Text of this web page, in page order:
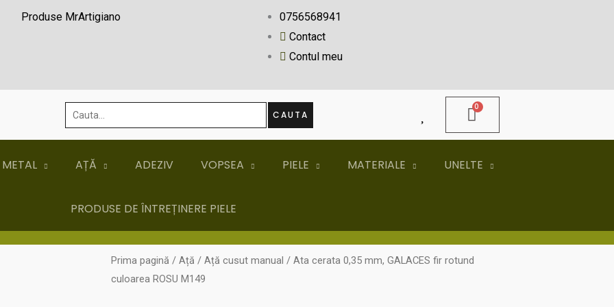
Produse MrArtigiano
0756568941
Contact
Contul meu
Cauta... CAUTA
AȚĂ ADEZIV VOPSEA PIELE MATERIALE UNELTE
PRODUSE DE ÎNTREȚINERE PIELE
Prima pagină / Ață / Ață cusut manual / Ata cerata 0,35 mm, GALACES fir rotund
culoarea ROSU M149